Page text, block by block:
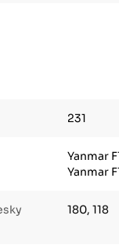
231
Yanmar
Yanmar
180, 118